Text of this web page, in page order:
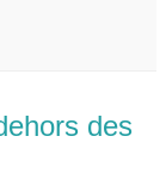
des